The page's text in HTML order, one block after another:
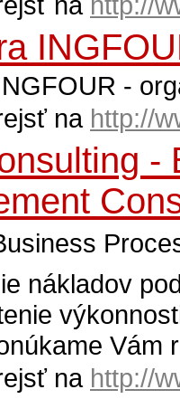
-
na http://
-
nákladov
Vám
na http://